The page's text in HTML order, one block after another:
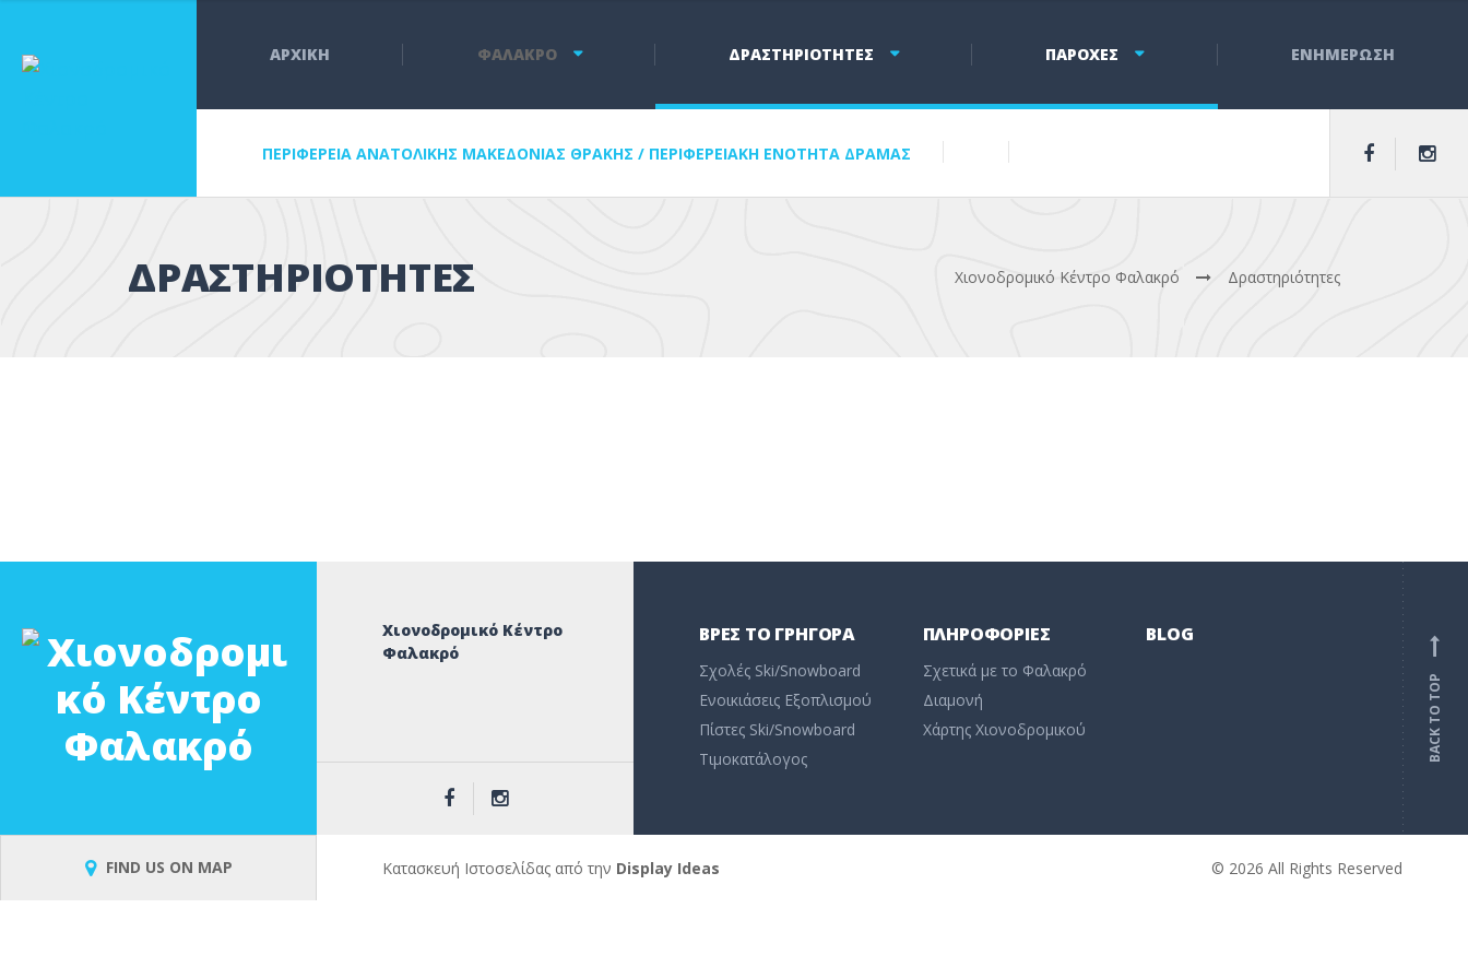
ΑΡΧΙΚΗ ΦΑΛΑΚΡΟ ΔΡΑΣΤΗΡΙΟΤΗΤΕΣ ΠΑΡΟΧΕΣ ΕΝΗΜΕΡΩΣΗ
ΠΕΡΙΦΕΡΕΙΑ ΑΝΑΤΟΛΙΚΗΣ ΜΑΚΕΔΟΝΙΑΣ ΘΡΑΚΗΣ / ΠΕΡΙΦΕΡΕΙΑΚΗ ΕΝΟΤΗΤΑ ΔΡΑΜΑΣ
ΔΡΑΣΤΗΡΙΌΤΗΤΕΣ Χιονοδρομικό Κέντρο Φαλακρό Δραστηριότητες
Χιονοδρομικό Κέντρο
Φαλακρό
ΒΡΕΣ ΤΟ ΓΡΉΓΟΡΑ
Σχολές Ski/Snowboard
Ενοικιάσεις Εξοπλισμού
Πίστες Ski/Snowboard
Τιμοκατάλογος
ΠΛΗΡΟΦΟΡΊΕΣ
Σχετικά με το Φαλακρό
Διαμονή
Χάρτης Χιονοδρομικού
BLOG
BACK TO TOP
FIND US ON MAP Κατασκευή Ιστοσελίδας από την Display Ideas © 2026 All Rights Reserved